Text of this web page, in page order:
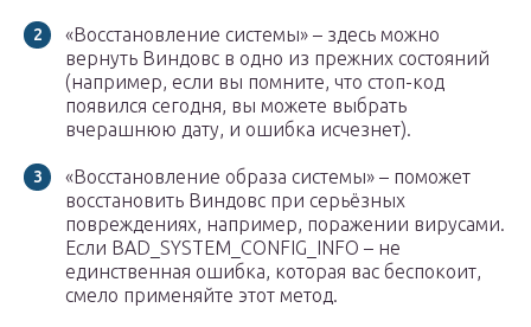
«Восстановление системы» – здесь можно
вернуть Виндовс в одно из прежних состояний
(например, если вы помните, что стоп-код
появился сегодня, вы можете выбрать
вчерашнюю дату, и ошибка исчезнет).
«Восстановление образа системы» – поможет
восстановить Виндовс при серьёзных
повреждениях, например, поражении вирусами.
Если BAD_SYSTEM_CONFIG_INFO – не
единственная ошибка, которая вас беспокоит,
смело применяйте этот метод.